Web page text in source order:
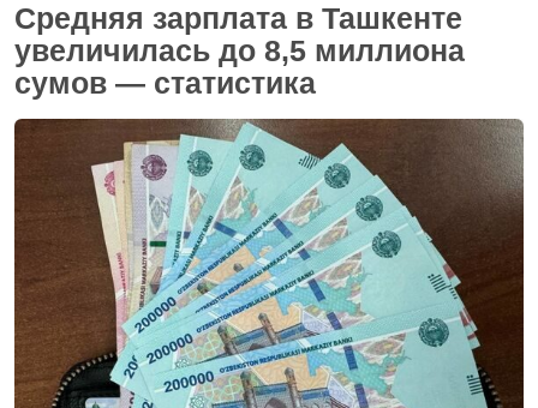
Средняя зарплата в Ташкенте
увеличилась до 8,5 миллиона
сумов — статистика